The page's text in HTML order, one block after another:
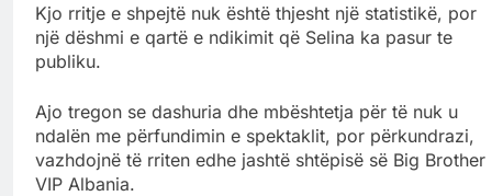
Kjo rritje e shpejtë nuk është thjesht një statistikë, por
një dëshmi e qartë e ndikimit që Selina ka pasur te
publiku.
Ajo tregon se dashuria dhe mbështetja për të nuk u
ndalën me përfundimin e spektaklit, por përkundrazi,
vazhdojnë të rriten edhe jashtë shtëpisë së Big Brother
VIP Albania.